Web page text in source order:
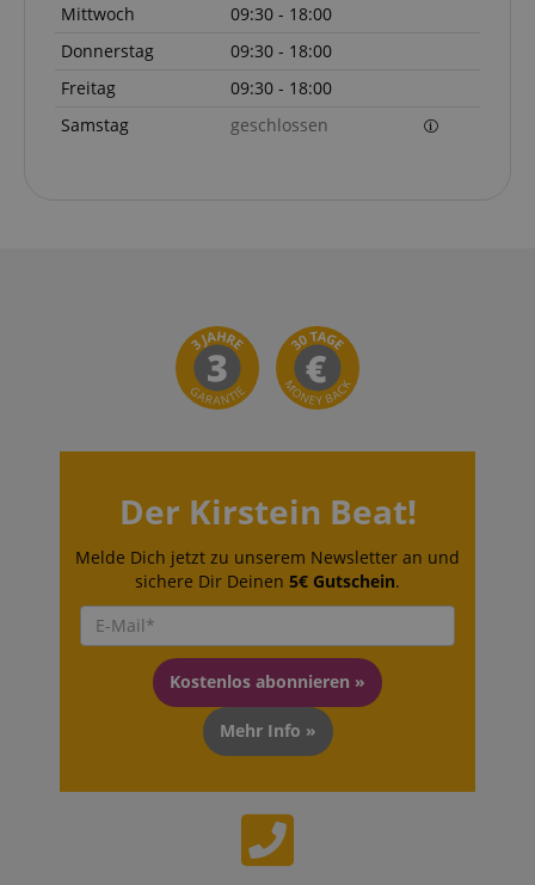
Mittwoch
09:30 - 18:00
Donnerstag
09:30 - 18:00
Freitag
09:30 - 18:00
Samstag
geschlossen
Der Kirstein Beat!
Melde Dich jetzt zu unserem Newsletter an und
sichere Dir Deinen 5€ Gutschein.
Kostenlos abonnieren »
Mehr Info »